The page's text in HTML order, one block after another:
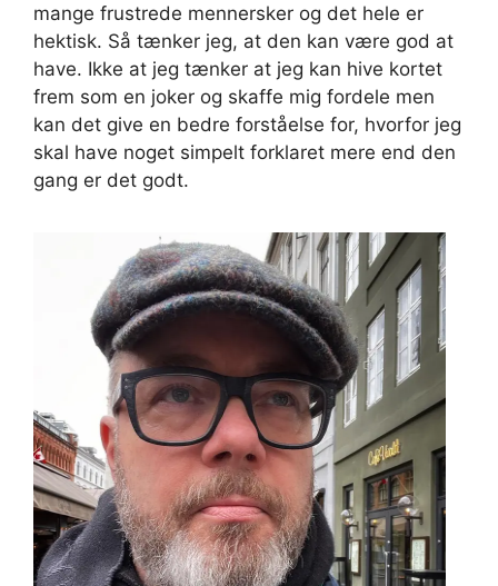
mange frustrede mennersker og det hele er
hektisk. Så tænker jeg, at den kan være god at
have. Ikke at jeg tænker at jeg kan hive kortet
frem som en joker og skaffe mig fordele men
kan det give en bedre forståelse for, hvorfor jeg
skal have noget simpelt forklaret mere end den
gang er det godt.